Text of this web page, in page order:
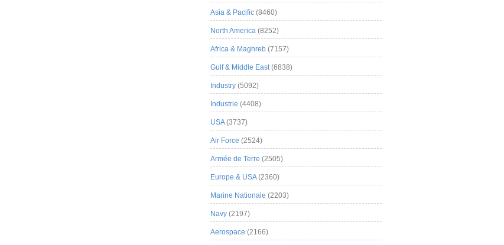
Asia & Pacific (8460)
North America (8252)
Africa & Maghreb (7157)
Gulf & Middle East(6838)
Industry (5092)
Industrie (4408)
USA(3737)
Air Force (2524)
Armée de Terre (2505)
Europe & USA(2360)
Marine Nationale (2203)
Navy (2197)
Aerospace (2166)